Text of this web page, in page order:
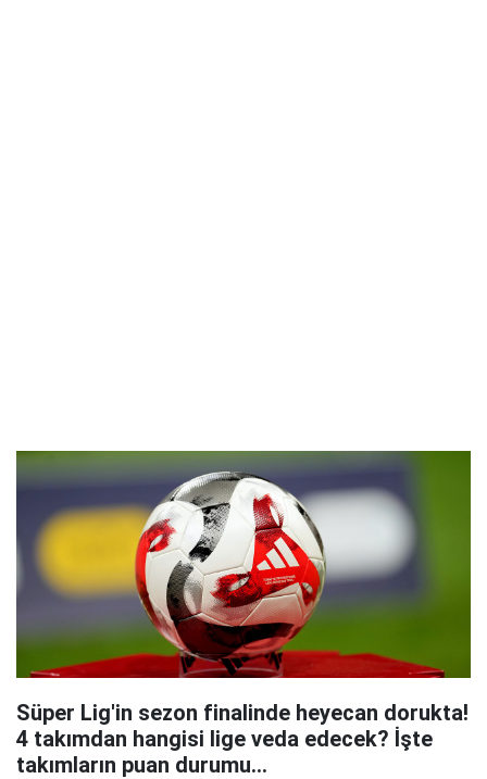
Süper Lig'in sezon finalinde heyecan dorukta!
4 takımdan hangisi lige veda edecek? İşte
takımların puan durumu...